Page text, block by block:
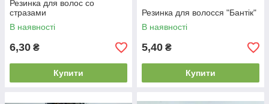
Резинка для волос со
стразами
В наявності
6,30 ₴
Купити
Резинка для волосся "Бантік"
В наявності
5,40 ₴
Купити